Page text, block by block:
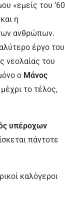
«εμείς του ’60
η
ανθρώπων.
έργο του
νεολαίας του
ο Μάνος
το τέλος,
υπέροχων
πάντοτε
καλόγεροι